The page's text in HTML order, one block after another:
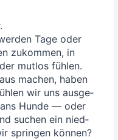
Tage oder
zukom­men, in
mut­los füh­len.
machen, haben
wir uns aus­ge­
Hun­de — oder
suchen ein nied­
sprin­gen kön­nen?